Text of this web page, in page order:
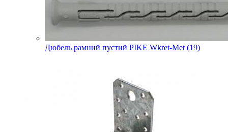
Дюбель рамний пустий PIKE Wkret-Met (19)